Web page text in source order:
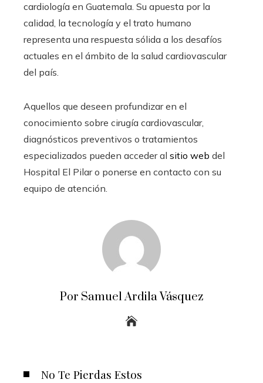
cardiología en Guatemala. Su apuesta por la
calidad, la tecnología y el trato humano
representa una respuesta sólida a los desafíos
actuales en el ámbito de la salud cardiovascular
del país.
Aquellos que deseen profundizar en el
conocimiento sobre cirugía cardiovascular,
diagnósticos preventivos o tratamientos
especializados pueden acceder al sitio web del
Hospital El Pilar o ponerse en contacto con su
equipo de atención.
Por Samuel Ardila Vásquez
No Te Pierdas Estos